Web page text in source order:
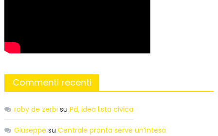
Commenti recenti
roby de zerbi su Pd, idea lista civica
Giuseppe su Centrale pronta serve un’intesa